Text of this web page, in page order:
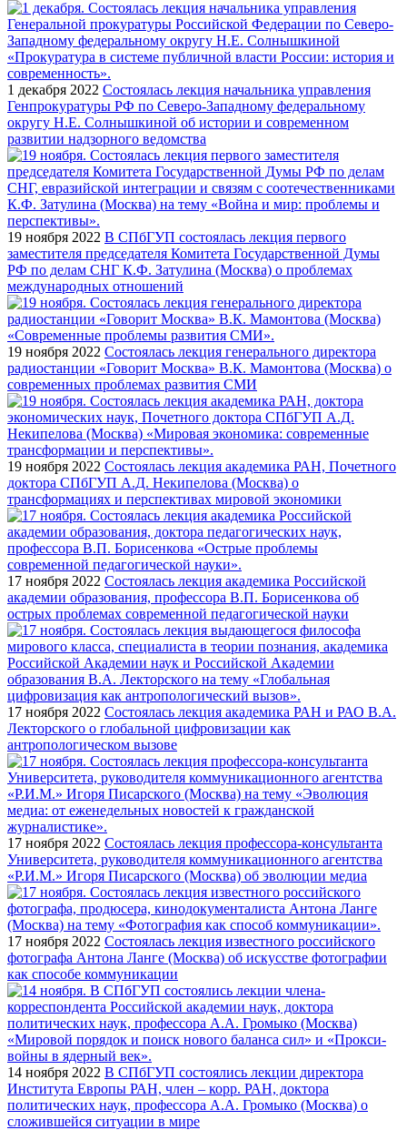
1 декабря 2022 Состоялась лекция начальника управления
Генпрокуратуры РФ по Северо-Западному федеральному
округу Н.Е. Солнышкиной об истории и современном
развитии надзорного ведомства
19 ноября 2022 В СПбГУП состоялась лекция первого
заместителя председателя Комитета Государственной Думы
РФ по делам СНГ К.Ф. Затулина (Москва) о проблемах
международных отношений
19 ноября 2022 Состоялась лекция генерального директора
радиостанции «Говорит Москва» В.К. Мамонтова (Москва) о
современных проблемах развития СМИ
19 ноября 2022 Состоялась лекция академика РАН, Почетного
доктора СПбГУП А.Д. Некипелова (Москва) о
трансформациях и перспективах мировой экономики
17 ноября 2022 Состоялась лекция академика Российской
академии образования, профессора В.П. Борисенкова об
острых проблемах современной педагогической науки
17 ноября 2022 Состоялась лекция академика РАН и РАО В.А.
Лекторского о глобальной цифровизации как
антропологическом вызове
17 ноября 2022 Состоялась лекция профессора-консультанта
Университета, руководителя коммуникационного агентства
«Р.И.М.» Игоря Писарского (Москва) об эволюции медиа
17 ноября 2022 Состоялась лекция известного российского
фотографа Антона Ланге (Москва) об искусстве фотографии
как способе коммуникации
14 ноября 2022 В СПбГУП состоялись лекции директора
Института Европы РАН, член – корр. РАН, доктора
политических наук, профессора А.А. Громыко (Москва) о
сложившейся ситуации в мире